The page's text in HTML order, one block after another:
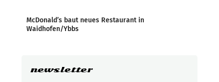
McDonald’s baut neues Restaurant in
Waidhofen/Ybbs
newsletter